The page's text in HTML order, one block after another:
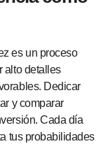
es un proceso
alto detalles
Dedicar
y comparar
Cada día
tus probabilidades